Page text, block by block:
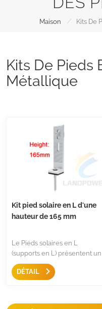
Maison / Kits De
Kits De Pieds
Métallique
Kit pied solaire en L d'une
hauteur de 165 mm
Le Pieds solaires en L
(supports en L) présentent un
165 mm Hauteur permettant
d'augmenter l'espace entre
pour une efficacité accrue et
DÉTAIL